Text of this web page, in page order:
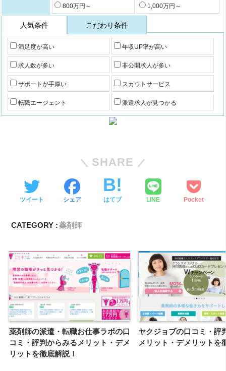
800万円～ 1,000万円～
人気条件 こだわり条件
満足度が高い 年収UP率が高い
求人数が多い 非公開求人が多い
サポートが手厚い スカウトサービス
転職エージェント 派遣求人が見つかる
SHARE
ツイート シェア はてブ LINE Pocket
CATEGORY :薬剤師
薬剤師の派遣・転職お仕事ラボの口
コミ・評判からみるメリット・デメ
リットを徹底解説！
ヤクジョブの口コミ・評
メリット・デメリットを